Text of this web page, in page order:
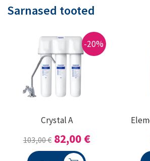
Sarnased tooted
-20%
Crystal A
103,00€ Algne
hind
82,00 €Praegune